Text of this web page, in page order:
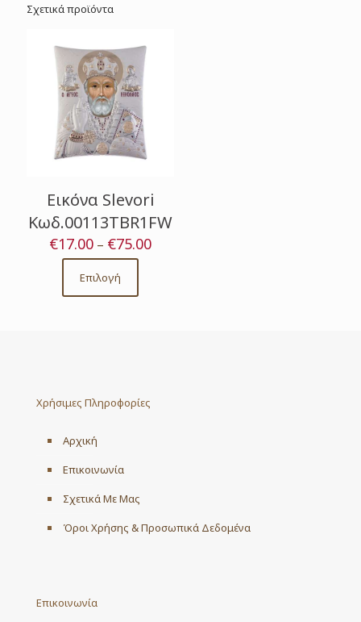
Σχετικά προϊόντα
Εικόνα Slevori
Κωδ.00113TBR1FW
€17.00 – €75.00Price
Επιλογή
This
product
be
on
product
Χρήσιμες Πληροφορίες
Αρχική
Επικοινωνία
Σχετικά Με Μας
Όροι Χρήσης & Προσωπικά Δεδομένα
Επικοινωνία